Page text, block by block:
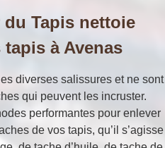
du Tapis nettoie
à Avenas
diverses salissures et ne sont
qui peuvent les incruster.
performantes pour enlever
de vos tapis, qu’il s’agisse